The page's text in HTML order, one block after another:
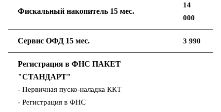
Фискальный накопитель 15 мес.
14
000
Сервис ОФД 15 мес. 3 990
Регистрация в ФНС ПАКЕТ
"СТАНДАРТ"
- Первичная пуско-наладка ККТ
- Регистрация в ФНС